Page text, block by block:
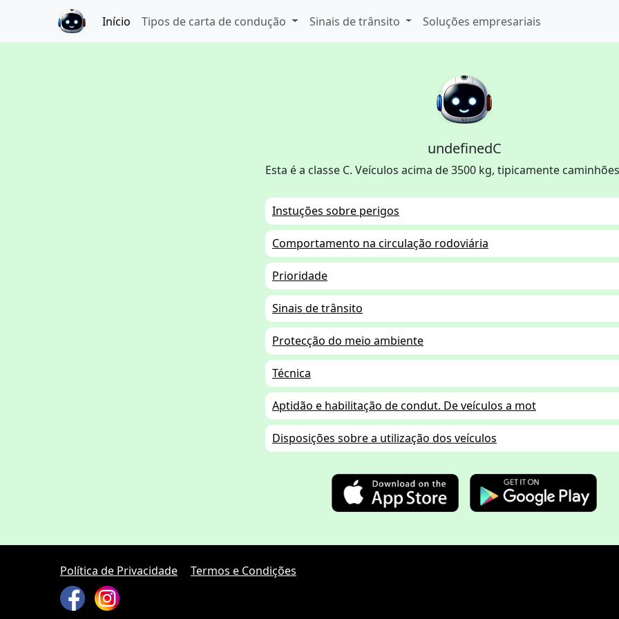
Início Tipos de carta de condução Sinais de trânsito Soluções empresariais
undefinedC
Esta é a classe C. Veículos acima de 3500 kg, tipicamente
Instuções sobre perigos
Comportamento na circulação rodoviária
Prioridade
Sinais de trânsito
Protecção do meio ambiente
Técnica
Aptidão e habilitação de condut. De veículos a mot
Disposições sobre a utilização dos veículos
Política de Privacidade Termos e Condições